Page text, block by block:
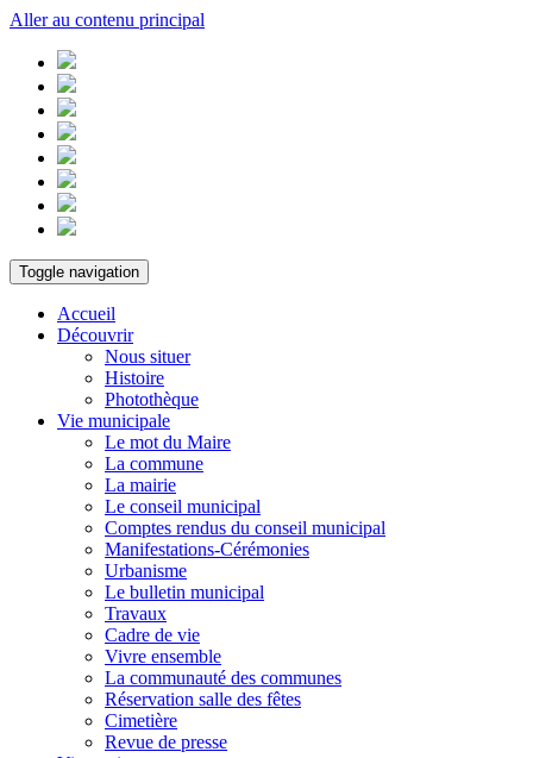
Aller au contenu principal
Toggle navigation
Accueil
Découvrir
Nous situer
Histoire
Photothèque
Vie municipale
Le mot du Maire
La commune
La mairie
Le conseil municipal
Comptes rendus du conseil municipal
Manifestations-Cérémonies
Urbanisme
Le bulletin municipal
Travaux
Cadre de vie
Vivre ensemble
La communauté des communes
Réservation salle des fêtes
Cimetière
Revue de presse